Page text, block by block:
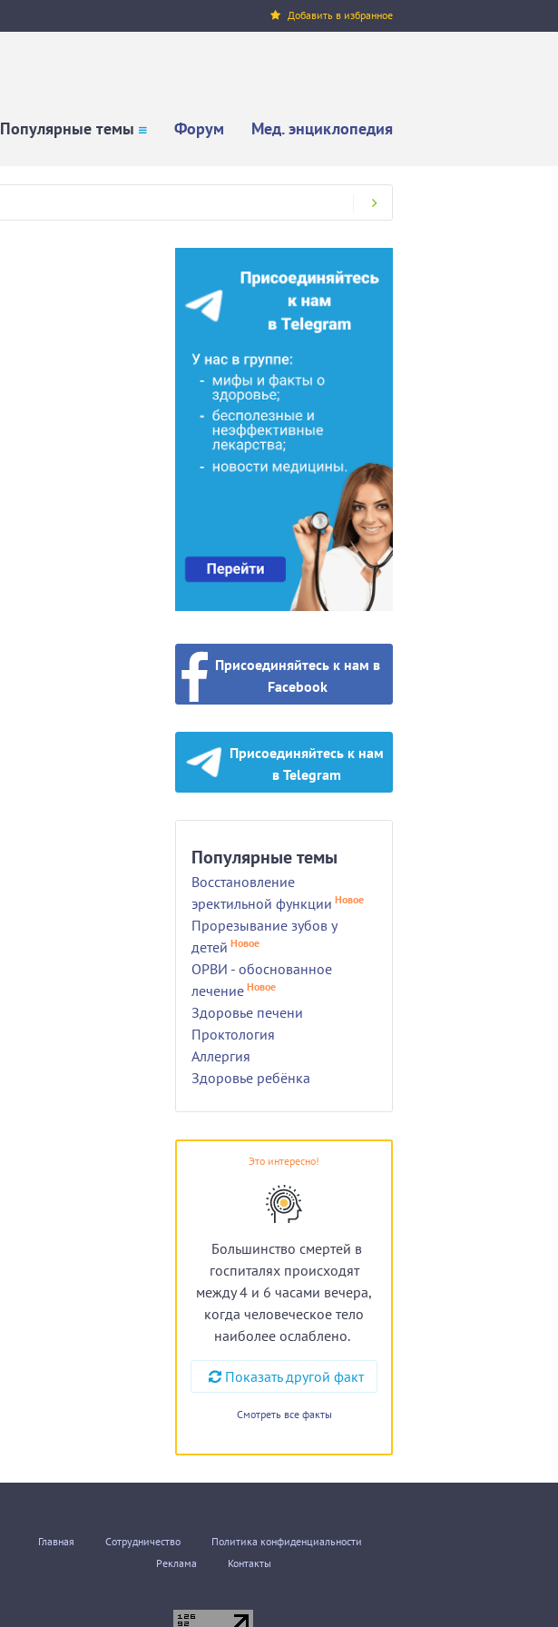
Добавить в избранное
Популярные темы Форум Мед. энциклопедия
Присоединяйтесь к нам в
Facebook
Присоединяйтесь к нам
в Telegram
Популярные темы
Восстановление
эректильной функции Новое
Прорезывание зубов у
детей Новое
ОРВИ - обоснованное
лечение Новое
Здоровье печени
Проктология
Аллергия
Здоровье ребёнка
Это интересно!
Большинство смертей в
госпиталях происходят
между 4 и 6 часами вечера,
когда человеческое тело
наиболее ослаблено.
Показать другой факт
Смотреть все факты
Главная Сотрудничество
Политика конфиденциальности
Реклама
Контакты